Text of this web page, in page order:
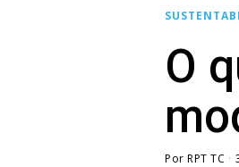
O
Por RPT TC